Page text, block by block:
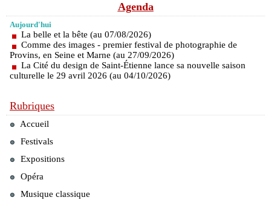
Agenda
Aujourd'hui
La belle et la bête (au 07/08/2026)
Comme des images - premier festival de photographie de
Provins, en Seine et Marne (au 27/09/2026)
La Cité du design de Saint-Étienne lance sa nouvelle saison
culturelle le 29 avril 2026 (au 04/10/2026)
Rubriques
Accueil
Festivals
Expositions
Opéra
Musique classique